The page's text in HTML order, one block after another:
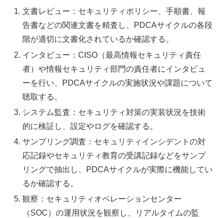
文書レビュー：セキュリティポリシー、手順書、報
告書などの関連文書を精査し、PDCAサイクルの各段
階が適切に文書化されているか確認する。
インタビュー：CISO（最高情報セキュリティ責任
者）や情報セキュリティ部門の責任者にインタビュ
ーを行い、PDCAサイクルの実施状況や課題について
聴取する。
システム監査：セキュリティ対策の実装状況を技術
的に検証し、設定やログを確認する。
サンプリング調査：セキュリティインシデントの対
応記録やセキュリティ教育の受講記録などをサンプ
リングで抽出し、PDCAサイクルが実際に機能してい
るか確認する。
観察：セキュリティオペレーションセンター
（SOC）の運用状況を観察し、リアルタイムの監